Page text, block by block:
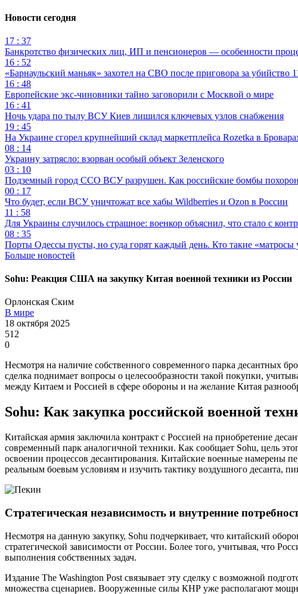
Новости сегодня
17 : 37
Банкротство физических лиц, ИП и пенсионеров — особенности
16 : 52
«Барнаульский маньяк» захотел на СВО после приговора за убийство
16 : 48
Европейские экс-чиновники тайно заговорили с Москвой о мире
16 : 41
Ночь удара по тылу ВСУ Киев лишился ключевых узлов снабжения
19 : 45
На Украине сгорел крупнейший склад маркетплейса Rozetka в
08 : 14
Украину затрясло: взорван особый объект Зеленского
03 : 10
Подземный город ССО ВСУ разрушен. Как российские бомбы
00 : 17
Что будет, если ВСУ уничтожат все хабы Wildberries и Ozon в России
11 : 58
Для Украины случилось страшное: военкор объяснил, что стало с
08 : 35
Порты Одессы пусты, но суда горят каждый день. Кто такие «матросы
Больше новостей
Sohu: Реакция США на закупку Китая военной техники из России
Орлонская Ским
В мире
18 октября 2025
512
0
Несмотря на наличие собственного современного парка десантных
сделка поднимает вопросы о целесообразности такой покупки,
между Китаем и Россией в сфере обороны и на желание Китая
Sohu: Как закупка российской военной
Китайская армия заключила контракт с Россией на приобретение
современный парк аналогичной техники. Как сообщает Sohu, цель
освоении процессов десантирования. Китайские военные намерены
реальным боевым условиям и изучить тактику воздушного десанта,
Стратегическая независимость и внутренние
Несмотря на данную закупку, Sohu подчеркивает, что китайский
стратегической зависимости от России. Более того, учитывая, что
выполнения собственных задач.
Издание The Washington Post связывает эту сделку с возможной
множества сценариев. Вооруженные силы КНР уже располагают